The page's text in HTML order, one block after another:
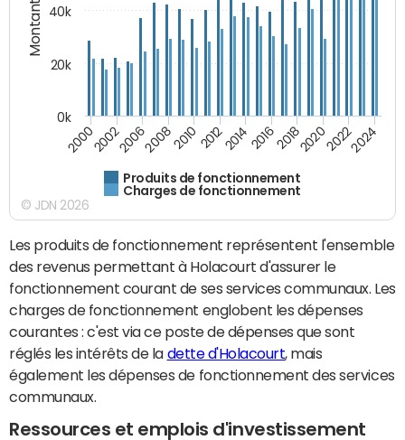
Produits de fonctionnement
Charges de fonctionnement
20002002200620082010 2012201420162018202020222024
0k
20k
40k
© JDN 2026
Les produits de fonctionnement représentent l'ensemble
des revenus permettant à Holacourt d'assurer le
fonctionnement courant de ses services communaux. Les
charges de fonctionnement englobent les dépenses
courantes : c'est via ce poste de dépenses que sont
réglés les intérêts de la dette d'Holacourt, mais
également les dépenses de fonctionnement des services
communaux.
Ressources et emplois d'investissement